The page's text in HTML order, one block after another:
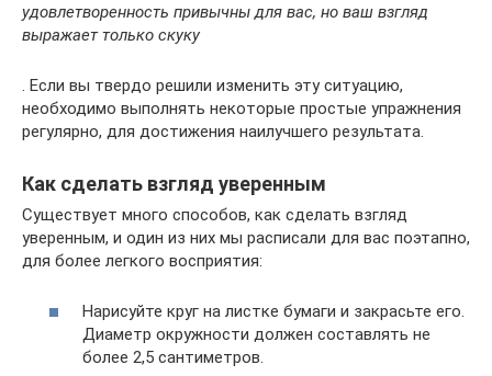
удовлетворенность привычны для вас, но ваш взгляд
выражает только скуку
. Если вы твердо решили изменить эту ситуацию,
необходимо выполнять некоторые простые упражнения
регулярно, для достижения наилучшего результата.
Как сделать взгляд уверенным
Существует много способов, как сделать взгляд
уверенным, и один из них мы расписали для вас поэтапно,
для более легкого восприятия:
Нарисуйте круг на листке бумаги и закрасьте его.
Диаметр окружности должен составлять не
более 2,5 сантиметров.